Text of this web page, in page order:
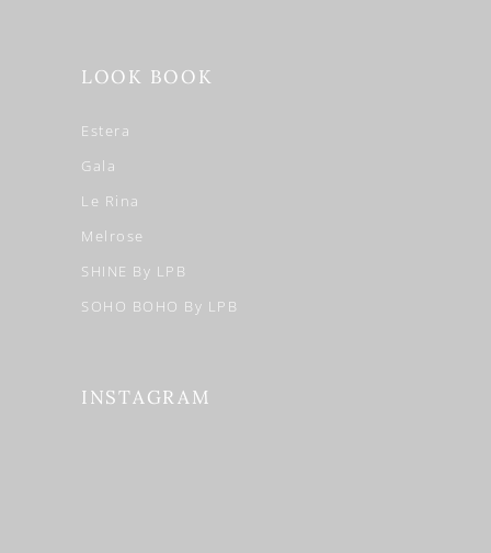
LOOK BOOK
Estera
Gala
Le Rina
Melrose
SHINE By LPB
SOHO BOHO By LPB
INSTAGRAM